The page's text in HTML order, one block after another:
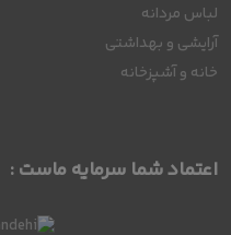
لباس مردانه
آرایشی و بهداشتی
خانه و آشپزخانه
اعتماد شما سرمایه ماست :